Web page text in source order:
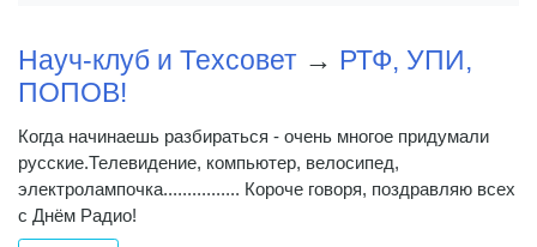
Науч-клуб и Техсовет → РТФ, УПИ,
ПОПОВ!
Когда начинаешь разбираться - очень многое придумали
русские.Телевидение, компьютер, велосипед,
электролампочка................ Короче говоря, поздравляю всех
с Днём Радио!